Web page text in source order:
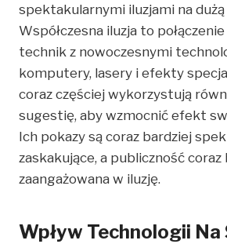
spektakularnymi iluzjami na dużą
Współczesna iluzja to
technik z nowoczesnymi
komputery, lasery i efekty
coraz częściej wykorzystują
sugestię, aby wzmocnić efekt
Ich pokazy są coraz bardziej
zaskakujące, a publiczność coraz
zaangażowana w iluzję.
Wpływ Technologii